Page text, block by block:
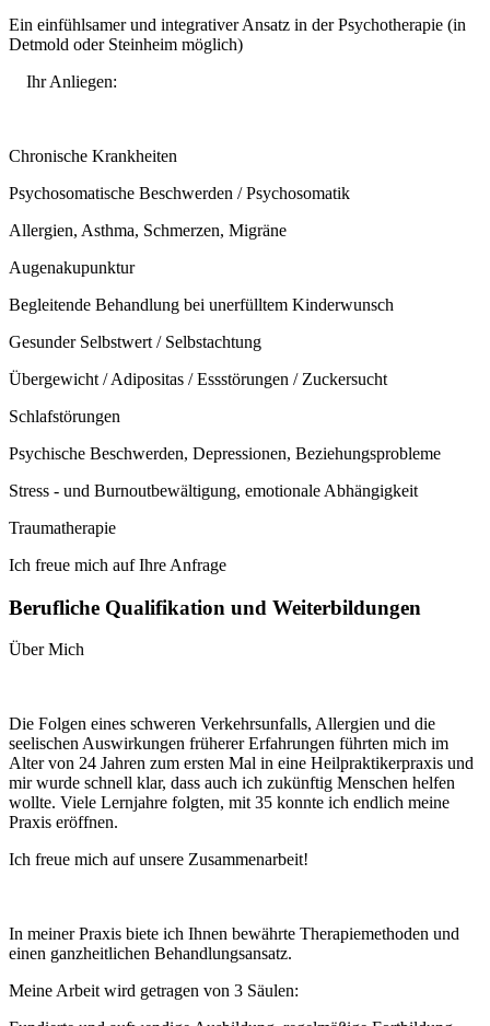
Ein einfühlsamer und integrativer Ansatz in der Psychotherapie (in
Detmold oder Steinheim möglich)
Ihr Anliegen:
Chronische Krankheiten
Psychosomatische Beschwerden / Psychosomatik
Allergien, Asthma, Schmerzen, Migräne
Augenakupunktur
Begleitende Behandlung bei unerfülltem Kinderwunsch
Gesunder Selbstwert / Selbstachtung
Übergewicht / Adipositas / Essstörungen / Zuckersucht
Schlafstörungen
Psychische Beschwerden, Depressionen, Beziehungsprobleme
Stress - und Burnoutbewältigung, emotionale Abhängigkeit
Traumatherapie
Ich freue mich auf Ihre Anfrage
Berufliche Qualifikation und Weiterbildungen
Über Mich
Die Folgen eines schweren Verkehrsunfalls, Allergien und die
seelischen Auswirkungen früherer Erfahrungen führten mich im
Alter von 24 Jahren zum ersten Mal in eine Heilpraktikerpraxis und
mir wurde schnell klar, dass auch ich zukünftig Menschen helfen
wollte. Viele Lernjahre folgten, mit 35 konnte ich endlich meine
Praxis eröffnen.
Ich freue mich auf unsere Zusammenarbeit!
In meiner Praxis biete ich Ihnen bewährte Therapiemethoden und
einen ganzheitlichen Behandlungsansatz.
Meine Arbeit wird getragen von 3 Säulen:​